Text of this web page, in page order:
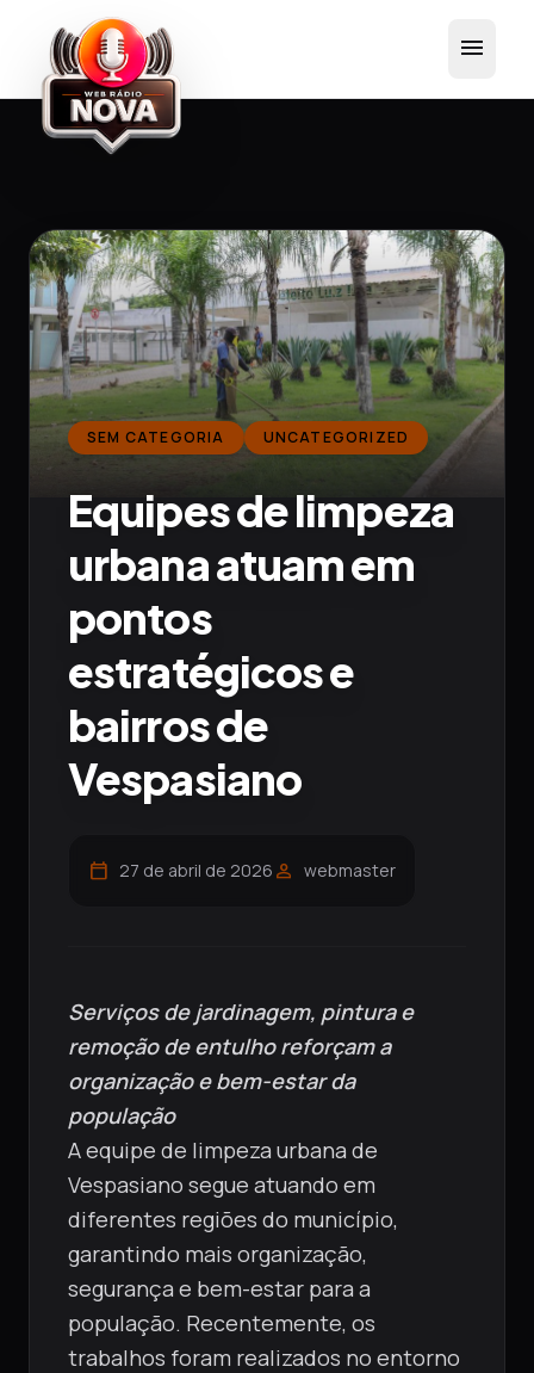
menu
SEM CATEGORIA UNCATEGORIZED
Equipes de limpeza
urbana atuam em
pontos
estratégicos e
bairros de
Vespasiano
calendar_today 27 de abril de 2026 person webmaster
Serviços de jardinagem, pintura e
remoção de entulho reforçam a
organização e bem-estar da
população
A equipe de limpeza urbana de
Vespasiano segue atuando em
diferentes regiões do município,
garantindo mais organização,
segurança e bem-estar para a
população. Recentemente, os
trabalhos foram realizados no entorno